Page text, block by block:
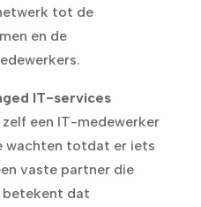
tot de
en de
IT-services
een IT-medewerker
wachten totdat er iets
vaste partner die
dat